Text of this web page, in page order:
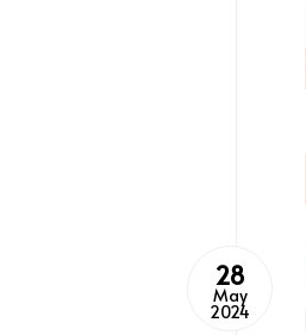
28
May
2024